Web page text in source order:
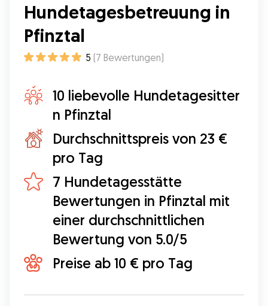
Hundetagesbetreuung in
Pfinztal
5 (7 Bewertungen)
10 liebevolle Hundetagesitter
n Pfinztal
Durchschnittspreis von 23 €
pro Tag
7 Hundetagesstätte
Bewertungen in Pfinztal mit
einer durchschnittlichen
Bewertung von 5.0/5
Preise ab 10 € pro Tag